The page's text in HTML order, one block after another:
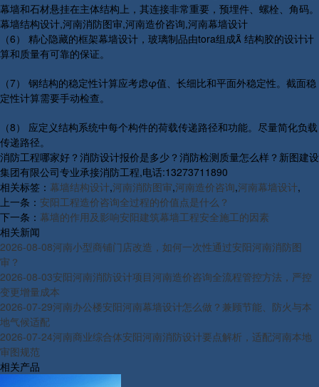
幕墙和石材悬挂在主体结构上，其连接非常重要，预埋件、螺栓、角码。
幕墙结构设计,河南消防图审,河南造价咨询,河南幕墙设计
（6） 精心隐藏的框架幕墙设计，玻璃制品由tora组成 结构胶的设计计
算和质量有可靠的保证。
（7） 钢结构的稳定性计算应考虑φ值、长细比和平面外稳定性。截面稳
定性计算需要手动检查。
（8） 应定义结构系统中每个构件的荷载传递路径和功能。尽量简化负载
传递路径。
消防工程哪家好？消防设计报价是多少？消防检测质量怎么样？新图建设
集团有限公司专业承接消防工程,电话:13273711890
相关标签： 幕墙结构设计,河南消防图审,河南造价咨询,河南幕墙设计,
上一条： 安阳工程造价咨询全过程的价值点是什么？
下一条： 幕墙的作用及影响安阳建筑幕墙工程安全施工的因素
相关新闻
2026-08-08河南小型商铺门店改造，如何一次性通过安阳河南消防图
审？
2026-08-03安阳河南消防设计项目河南造价咨询全流程管控方法，严控
变更增量成本
2026-07-29河南办公楼安阳河南幕墙设计怎么做？兼顾节能、防火与本
地气候适配
2026-07-24河南商业综合体安阳河南消防设计要点解析，适配河南本地
审图规范
相关产品